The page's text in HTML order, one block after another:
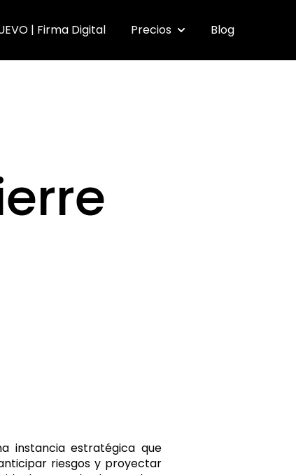
for Funcionalidades
| Firma Digital Precios Show submenu for
Blog
instancia estratégica que
riesgos y proyectar